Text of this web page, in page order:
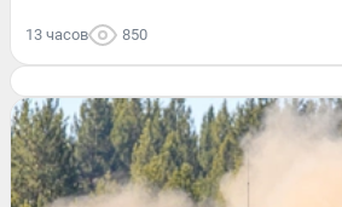
13 часов 850